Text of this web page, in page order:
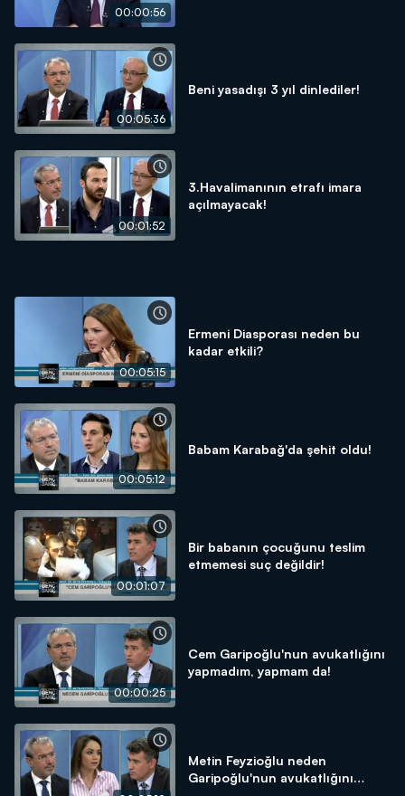
00:00:56
00:05:36
Beni yasadışı 3 yıl dinlediler!
00:01:52
3.Havalimanının etrafı imara
açılmayacak!
00:05:15
Ermeni Diasporası neden bu
kadar etkili?
00:05:12
Babam Karabağ'da şehit oldu!
00:01:07
Bir babanın çocuğunu teslim
etmemesi suç değildir!
00:00:25
Cem Garipoğlu'nun avukatlığını
yapmadım, yapmam da!
Metin Feyzioğlu neden
Garipoğlu'nun avukatlığını